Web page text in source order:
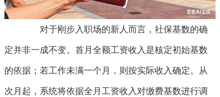
对于刚步入职场的新人而言，社保基数的确
定并非一成不变。首月全额工资收入是核定初始基数
的依据；若工作未满一个月，则按实际收入确定。从
次月起，系统将依据全月工资收入对缴费基数进行调